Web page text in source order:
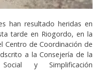
han resultado heridas en
tarde en Riogordo, en la
Centro de Coordinación de
a la Consejería de la
y Simplificación